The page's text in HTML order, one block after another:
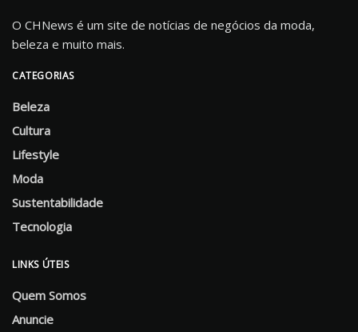
O CHNews é um site de notícias de negócios da moda,
beleza e muito mais.
CATEGORIAS
Beleza
Cultura
Lifestyle
Moda
Sustentabilidade
Tecnologia
LINKS ÚTEIS
Quem Somos
Anuncie